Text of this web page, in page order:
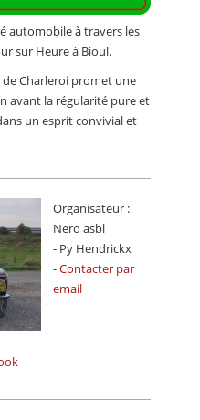
automobile à travers les
sur Heure à Bioul.
de Charleroi promet une
avant la régularité pure et
un esprit convivial et
Organisateur :
Nero asbl
- Py Hendrickx
-Contacter par
email
-